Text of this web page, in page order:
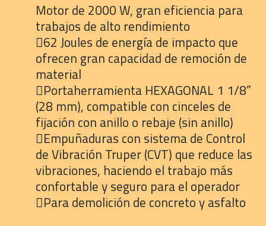
Motor de 2000 W, gran eficiencia para
trabajos de alto rendimiento
62 Joules de energía de impacto que
ofrecen gran capacidad de remoción de
material
Portaherramienta HEXAGONAL 1 1/8”
(28 mm), compatible con cinceles de
fijación con anillo o rebaje (sin anillo)
Empuñaduras con sistema de Control
de Vibración Truper (CVT) que reduce las
vibraciones, haciendo el trabajo más
confortable y seguro para el operador
Para demolición de concreto y asfalto